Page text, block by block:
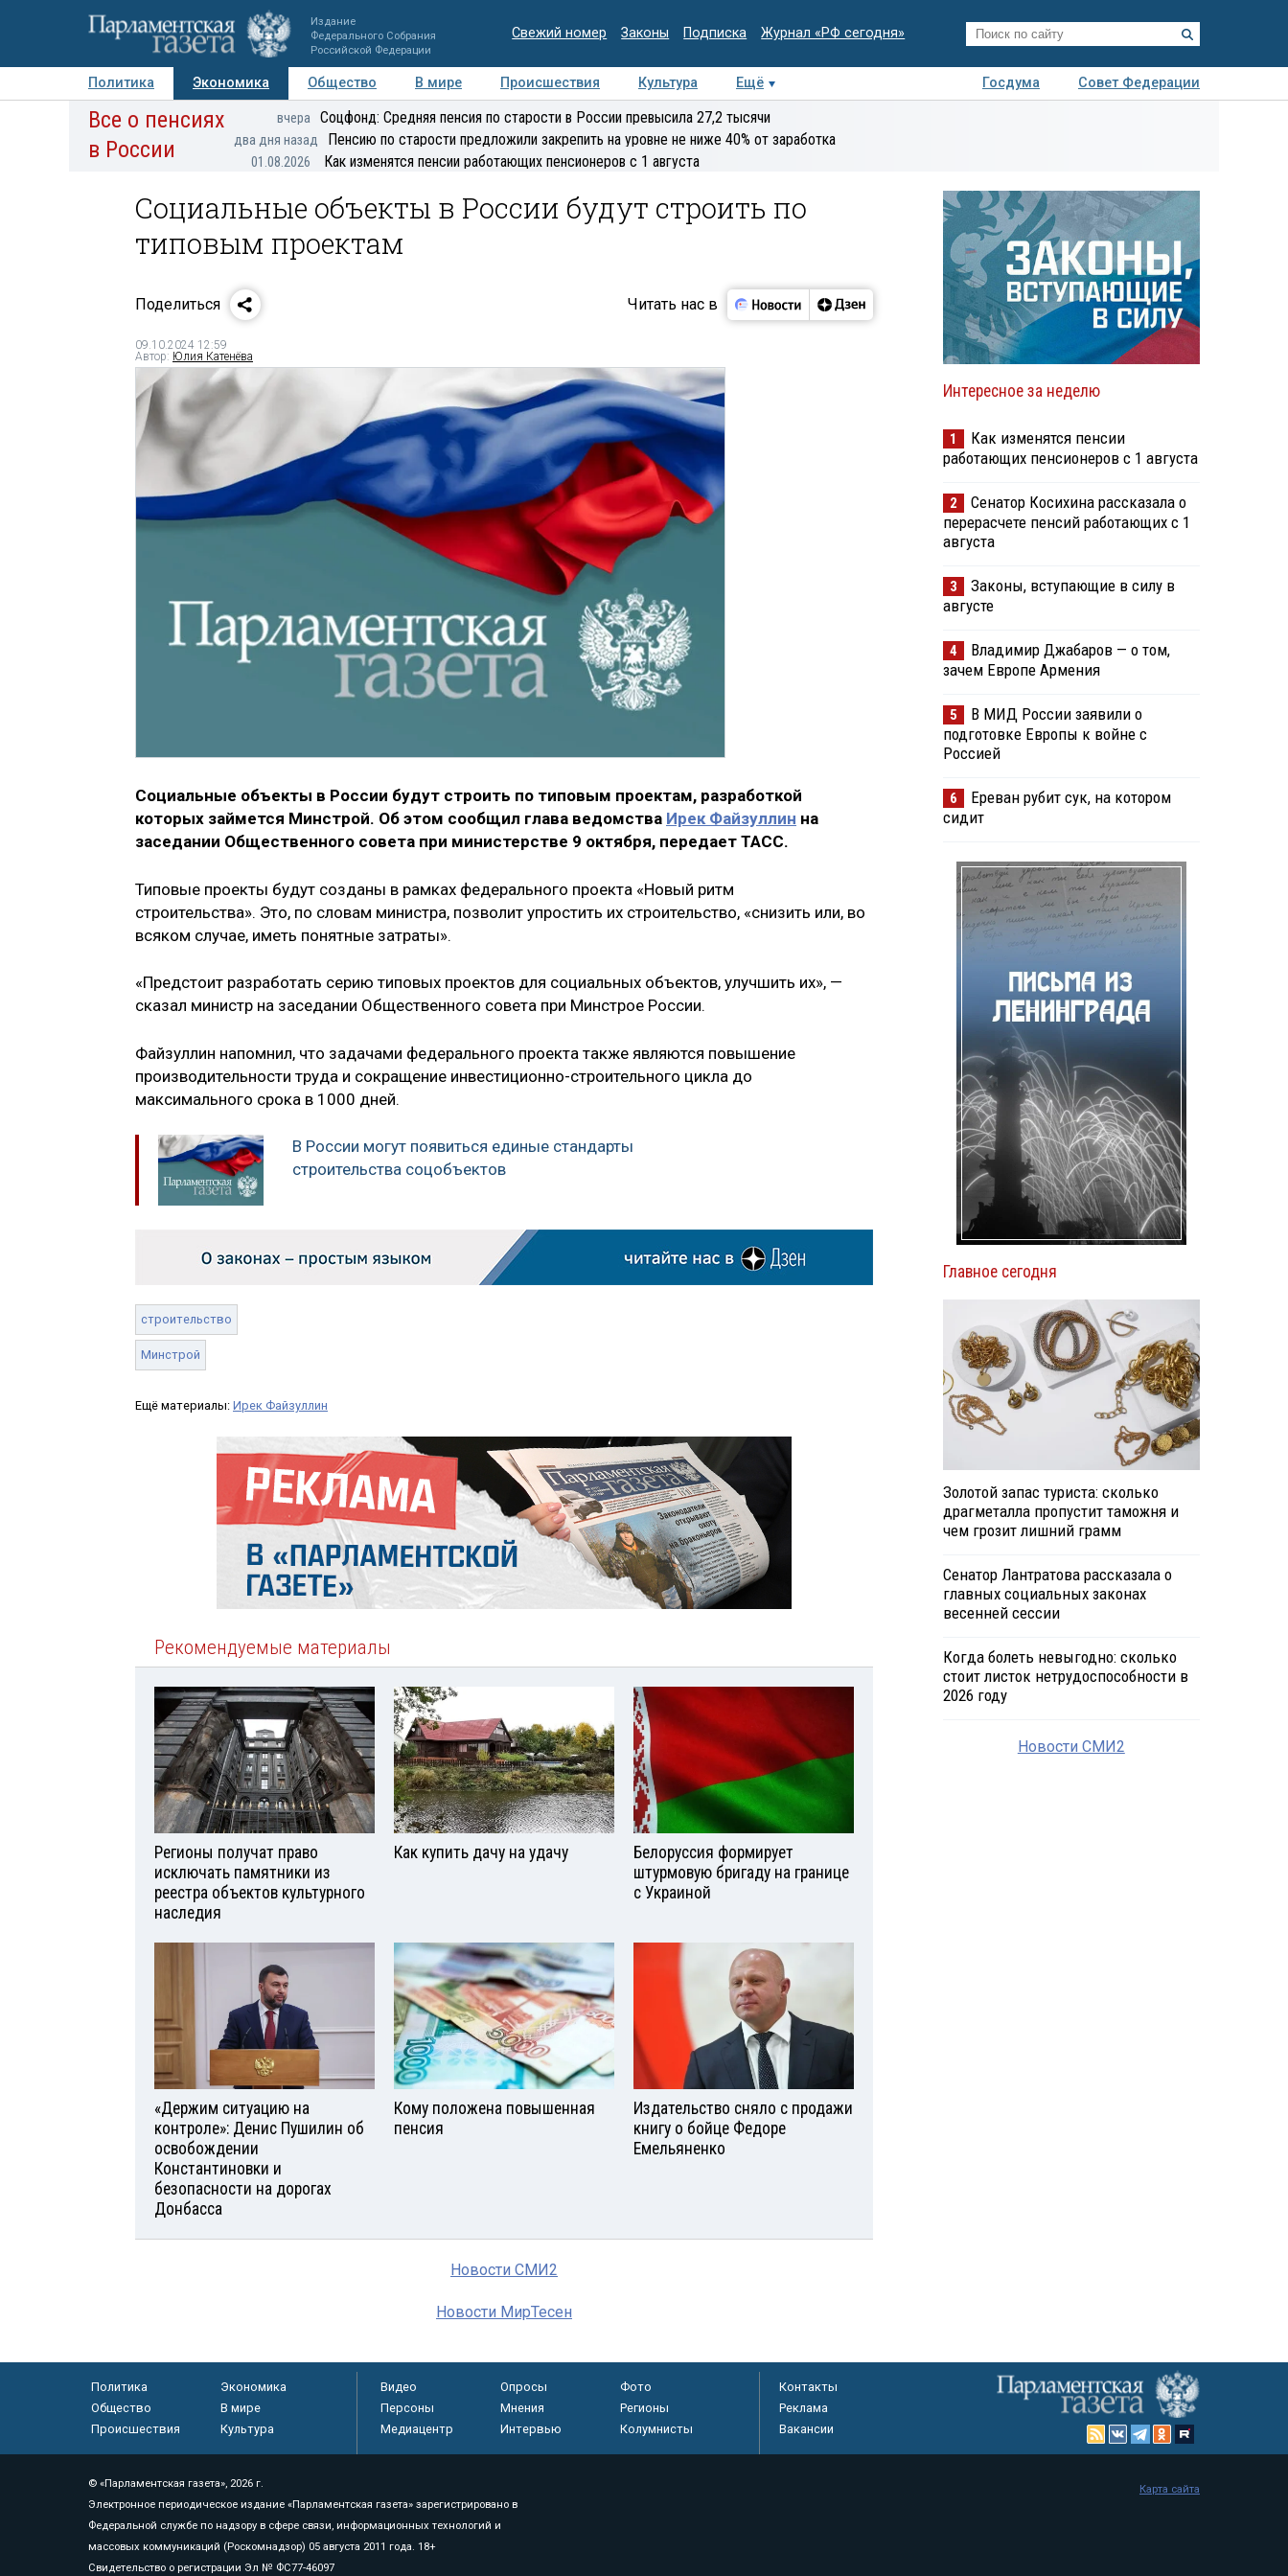
Издание
Федерального Собрания
Российской Федерации
Свежий номер Законы Подписка Журнал «РФ сегодня»
Политика Экономика Общество В мире Происшествия Культура Ещё Госдума
Совет Федерации
Авторы Персоны Мнения Регионы Медиацентр Интервью Колумнисты
экспертиза
Все о пенсиях
в России
вчера Соцфонд: Средняя пенсия по старости в России превысила 27,2 тысячи
два дня назад Пенсию по старости предложили закрепить на уровне не ниже 40% от заработка
01.08.2026 Как изменятся пенсии работающих пенсионеров с 1 августа
Социальные объекты в России будут строить по
типовым проектам
Поделиться Читать нас в
09.10.2024 12:59
Автор: Юлия Катенёва
Социальные объекты в России будут строить по типовым проектам, разработкой
которых займется Минстрой. Об этом сообщил глава ведомства Ирек Файзуллин на
заседании Общественного совета при министерстве 9 октября, передает ТАСС.
Типовые проекты будут созданы в рамках федерального проекта «Новый ритм
строительства». Это, по словам министра, позволит упростить их строительство, «снизить или, во
всяком случае, иметь понятные затраты».
«Предстоит разработать серию типовых проектов для социальных объектов, улучшить их», —
сказал министр на заседании Общественного совета при Минстрое России.
Файзуллин напомнил, что задачами федерального проекта также являются повышение
производительности труда и сокращение инвестиционно-строительного цикла до
максимального срока в 1000 дней.
В России могут появиться единые стандарты
строительства соцобъектов
строительство
Минстрой
Ещё материалы: Ирек Файзуллин
Рекомендуемые материалы
Регионы получат право
исключать памятники из
реестра объектов культурного
наследия
Как купить дачу на удачу
Белоруссия формирует
штурмовую бригаду на границе
с Украиной
«Держим ситуацию на
контроле»: Денис Пушилин об
освобождении
Константиновки и
безопасности на дорогах
Донбасса
Кому положена повышенная
пенсия
Издательство сняло с продажи
книгу о бойце Федоре
Емельяненко
Новости СМИ2
Новости МирТесен
Интересное за неделю
1
Как изменятся пенсии
работающих пенсионеров с 1 августа
2
Сенатор Косихина рассказала о
перерасчете пенсий работающих с 1
августа
3
Законы, вступающие в силу в
августе
4
Владимир Джабаров — о том,
зачем Европе Армения
5
В МИД России заявили о
подготовке Европы к войне с
Россией
6
Ереван рубит сук, на котором
сидит
Главное сегодня
Золотой запас туриста: сколько
драгметалла пропустит таможня и
чем грозит лишний грамм
Сенатор Лантратова рассказала о
главных социальных законах
весенней сессии
Когда болеть невыгодно: сколько
стоит листок нетрудоспособности в
2026 году
Новости СМИ2
Политика
Экономика
Общество
В мире
Происшествия
Культура
Видео Опросы
Фото
Персоны
Мнения
Регионы
Медиацентр
Интервью Колумнисты
Контакты
Реклама
Вакансии
© «Парламентская газета», 2026 г.
Электронное периодическое издание «Парламентская газета» зарегистрировано в
Федеральной службе по надзору в сфере связи, информационных технологий и
массовых коммуникаций (Роскомнадзор) 05 августа 2011 года. 18+
Свидетельство о регистрации Эл № ФС77-46097
Карта сайта